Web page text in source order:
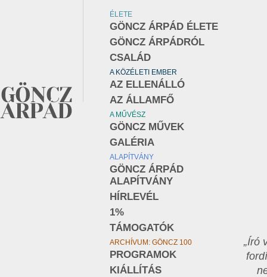
ÉLETE
GÖNCZ ÁRPÁD ÉLETE
GÖNCZ ÁRPÁDRÓL
CSALÁD
A KÖZÉLETI EMBER
AZ ELLENÁLLÓ
AZ ÁLLAMFŐ
A MŰVÉSZ
GÖNCZ MŰVEK
GALÉRIA
ALAPÍTVÁNY
GÖNCZ ÁRPÁD
ALAPÍTVÁNY
HÍRLEVÉL
1%
TÁMOGATÓK
ARCHÍVUM: GÖNCZ 100
PROGRAMOK
KIÁLLÍTÁS
„Író